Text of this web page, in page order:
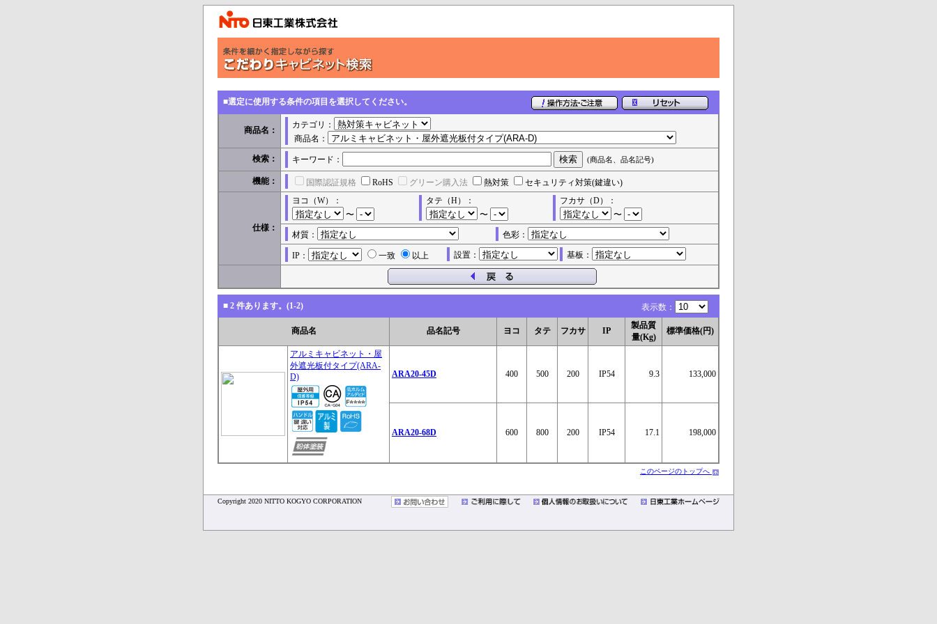
■選定に使用する条件の項目を選択してください。
商品名：
カテゴリ：
商品名：
検索： キーワード： (商品名、品名記号)
機能： 国際認証規格 RoHS グリーン購入法 熱対策 セキュリティ対策(鍵違い)
仕様：
ヨコ（W）：
〜
タテ（H）：
〜
フカサ（D）：
〜
材質： 色彩：
IP： 一致 以上 設置： 基板：
■ 2 件あります。(1-2) 表示数：
商品名 品名記号 ヨコ タテ フカサ IP
製品質
量(Kg)
標準価格(円)
アルミキャビネット・屋
外遮光板付タイプ(ARA-
D)
ARA20-45D 400 500 200 IP54 9.3 133,000
ARA20-68D 600 800 200 IP54 17.1 198,000
このページのトップへ
Copyright 2020 NITTO KOGYO CORPORATION